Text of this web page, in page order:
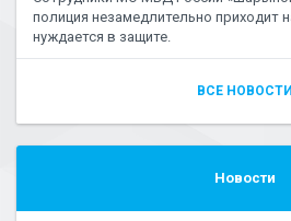
полиция незамедлительно приходит
нуждается в защите.
ВСЕ НОВОСТИ
Новости